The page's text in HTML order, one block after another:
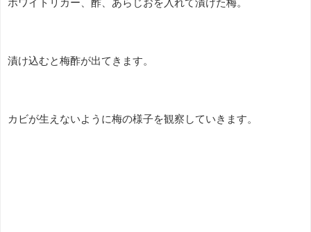
ホワイトリカー、酢、あらじおを入れて漬けた梅。
漬け込むと梅酢が出てきます。
カビが生えないように梅の様子を観察していきます。